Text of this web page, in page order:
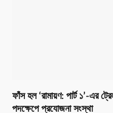
ফাঁস হল ‘রামায়ণ: পার্ট ১’-এর
পদক্ষেপে প্রযোজনা সংস্থা